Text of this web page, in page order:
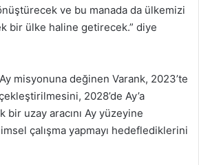
ve bu manada da ülkemizi
bir ülke haline getirecek.” diye
misyonuna değinen Varank, 2023’te
2028’de Ay’a
bir uzay aracını Ay yüzeyine
çalışma yapmayı hedeflediklerini